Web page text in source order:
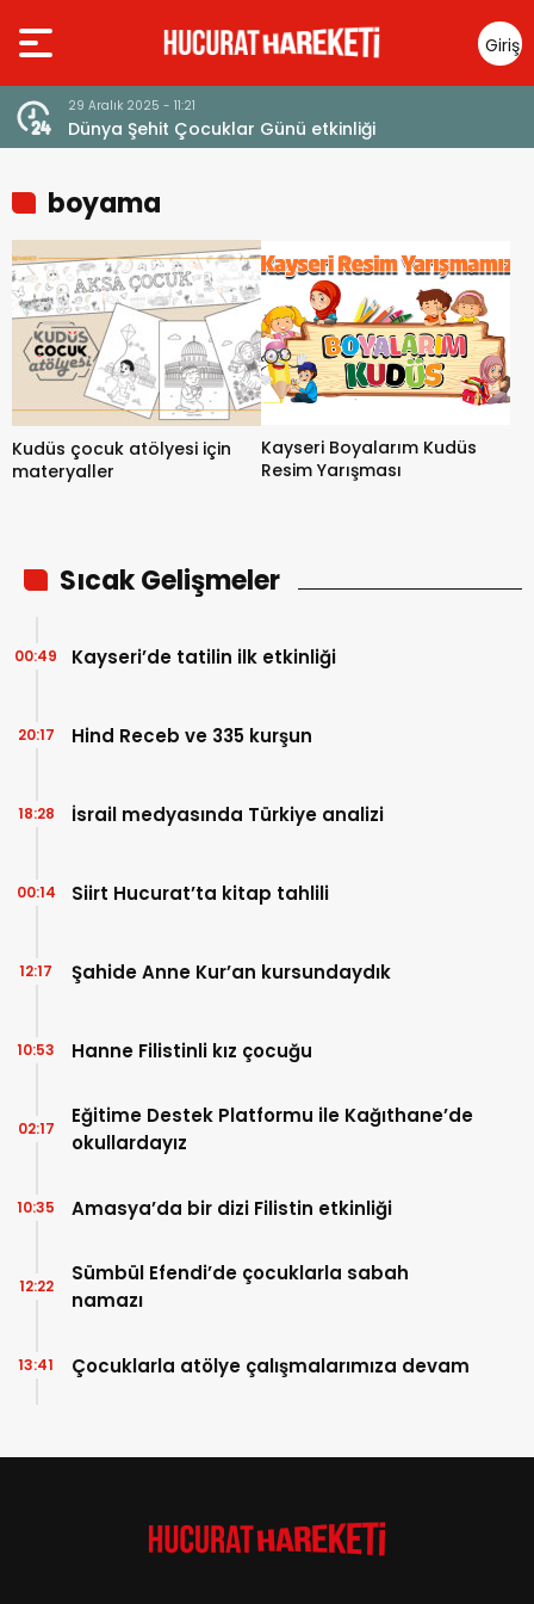
Giriş
Yap
etkinliği
Ayetlerle Filistin ve Mescid-i
boyama
Kudüs çocuk atölyesi için
materyaller
Kayseri Boyalarım Kudüs
Resim Yarışması
Sıcak Gelişmeler
Kayseri’de tatilin ilk etkinliği
00:49
Hind Receb ve 335 kurşun
20:17
İsrail medyasında Türkiye analizi
18:28
Siirt Hucurat’ta kitap tahlili
00:14
Şahide Anne Kur’an kursundaydık
12:17
Hanne Filistinli kız çocuğu
10:53
Eğitime Destek Platformu ile Kağıthane’de
okullardayız
02:17
Amasya’da bir dizi Filistin etkinliği
10:35
Sümbül Efendi’de çocuklarla sabah
namazı
12:22
Çocuklarla atölye çalışmalarımıza devam
13:41